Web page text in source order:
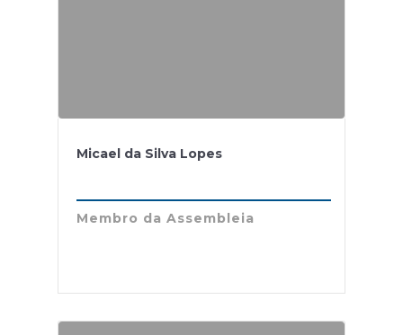
Micael da Silva Lopes
Membro da Assembleia